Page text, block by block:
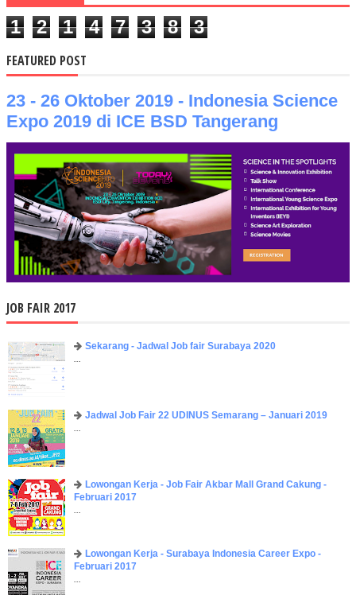
1 2 1 4 7 3 8 3
FEATURED POST
23 - 26 Oktober 2019 - Indonesia Science
Expo 2019 di ICE BSD Tangerang
JOB FAIR 2017
Sekarang - Jadwal Job fair Surabaya 2020
...
Jadwal Job Fair 22 UDINUS Semarang – Januari 2019
...
Lowongan Kerja - Job Fair ​Akbar ​Mall Grand Cakung -
Februari 2017
...
Lowongan Kerja - Surabaya Indonesia Career Expo -
Februari 2017
...